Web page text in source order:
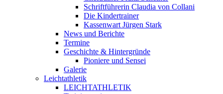
Schriftführerin Claudia von Collani
Die Kindertrainer
Kassenwart Jürgen Stark
News und Berichte
Termine
Geschichte & Hintergründe
Pioniere und Sensei
Galerie
Leichtathletik
LEICHTATHLETIK